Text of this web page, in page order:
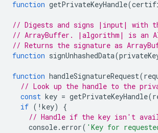
function getPrivateKeyHandle(
// Digests and signs |input| with
// ArrayBuffer. |algorithm| is an
// Returns the signature as
function signUnhashedData(
function handleSignatureRequest(
// Look up the handle to the
const key = getPrivateKeyHandle(
if ( ! key)
{
// Handle if the key isn't
console. error( 'Key for